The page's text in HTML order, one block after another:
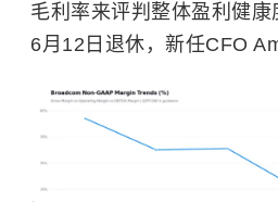
毛利率来评判整体盈利健
6月12日退休，新任CFO